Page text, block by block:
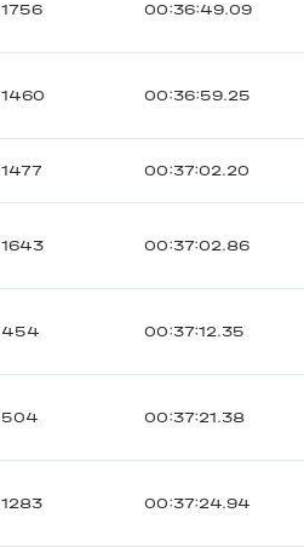
1756 00:36:49.09
1460 00:36:59.25
1477 00:37:02.20
1643 00:37:02.86
454 00:37:12.35
504 00:37:21.38
1283 00:37:24.94